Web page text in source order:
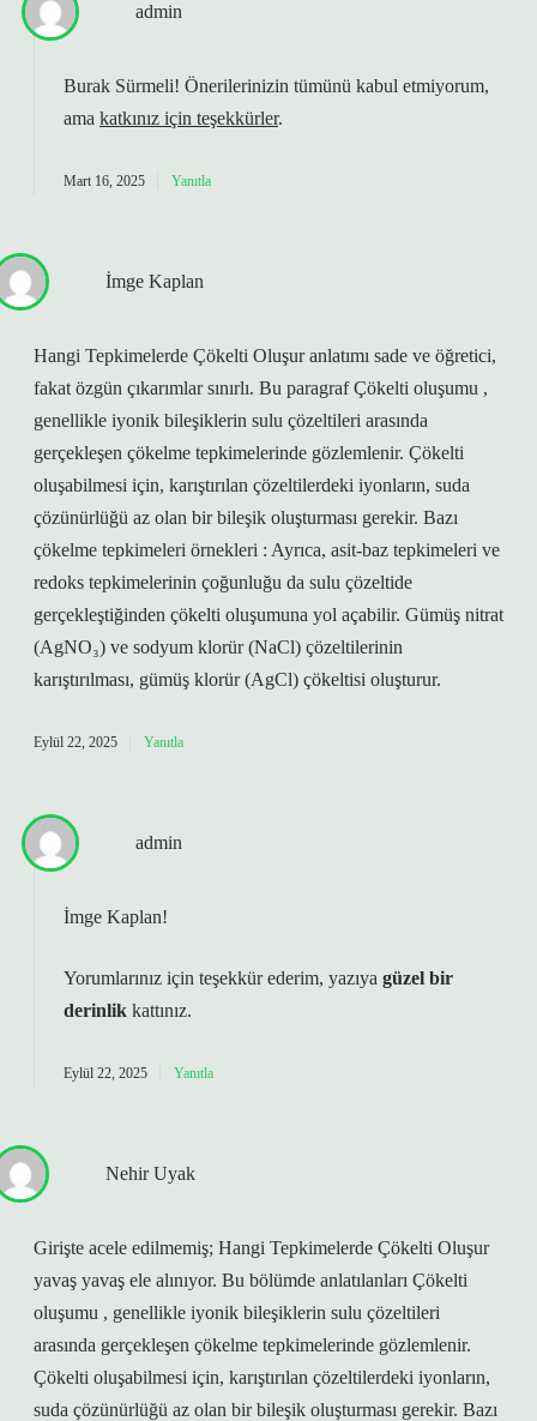
admin
Burak Sürmeli! Önerilerinizin tümünü kabul etmiyorum,
ama katkınız için teşekkürler.
Mart 16, 2025 Yanıtla
İmge Kaplan
Hangi Tepkimelerde Çökelti Oluşur anlatımı sade ve öğretici,
fakat özgün çıkarımlar sınırlı. Bu paragraf Çökelti oluşumu ,
genellikle iyonik bileşiklerin sulu çözeltileri arasında
gerçekleşen çökelme tepkimelerinde gözlemlenir. Çökelti
oluşabilmesi için, karıştırılan çözeltilerdeki iyonların, suda
çözünürlüğü az olan bir bileşik oluşturması gerekir. Bazı
çökelme tepkimeleri örnekleri : Ayrıca, asit-baz tepkimeleri ve
redoks tepkimelerinin çoğunluğu da sulu çözeltide
gerçekleştiğinden çökelti oluşumuna yol açabilir. Gümüş nitrat
(AgNO₃) ve sodyum klorür (NaCl) çözeltilerinin
karıştırılması, gümüş klorür (AgCl) çökeltisi oluşturur.
Eylül 22, 2025 Yanıtla
admin
İmge Kaplan!
Yorumlarınız için teşekkür ederim, yazıya güzel bir
derinlik kattınız.
Eylül 22, 2025 Yanıtla
Nehir Uyak
Girişte acele edilmemiş; Hangi Tepkimelerde Çökelti Oluşur
yavaş yavaş ele alınıyor. Bu bölümde anlatılanları Çökelti
oluşumu , genellikle iyonik bileşiklerin sulu çözeltileri
arasında gerçekleşen çökelme tepkimelerinde gözlemlenir.
Çökelti oluşabilmesi için, karıştırılan çözeltilerdeki iyonların,
suda çözünürlüğü az olan bir bileşik oluşturması gerekir. Bazı